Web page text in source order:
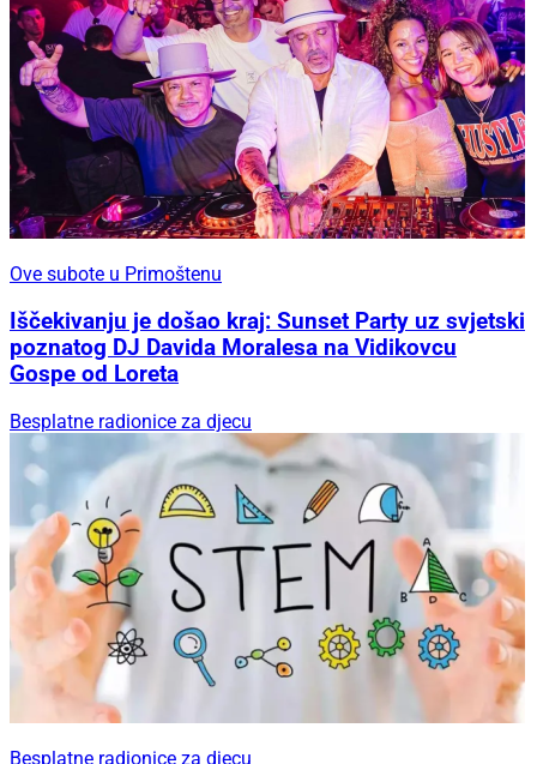
Ove subote u Primoštenu
Iščekivanju je došao kraj: Sunset Party uz svjetski
poznatog DJ Davida Moralesa na Vidikovcu
Gospe od Loreta
Besplatne radionice za djecu
Besplatne radionice za djecu